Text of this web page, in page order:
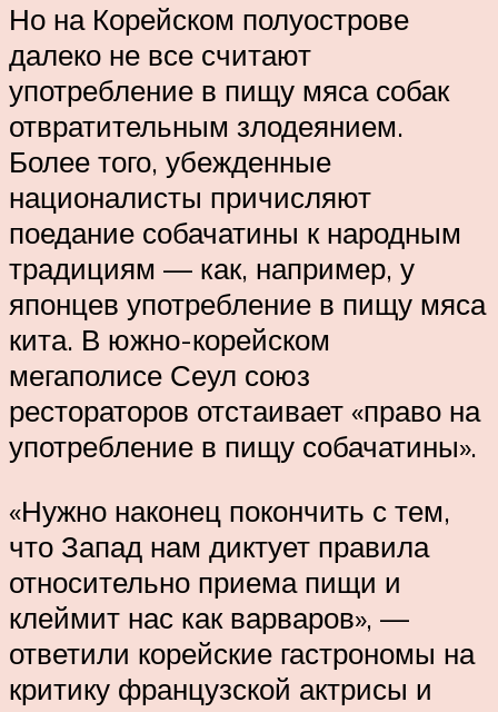
Но на Корейском полуострове
далеко не все считают
употребление в пищу мяса собак
отвратительным злодеянием.
Более того, убежденные
националисты причисляют
поедание собачатины к народным
традициям — как, например, у
японцев употребление в пищу мяса
кита. В южно-корейском
мегаполисе Сеул союз
рестораторов отстаивает «право на
употребление в пищу собачатины».
«Нужно наконец покончить с тем,
что Запад нам диктует правила
относительно приема пищи и
клеймит нас как варваров», —
ответили корейские гастрономы на
критику французской актрисы и